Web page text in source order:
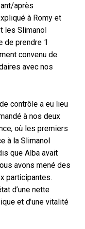
après
à Romy et
les Slimanol
de prendre 1
convenu de
avec nos
contrôle a eu lieu
à nos deux
où les premiers
à la Slimanol
que Alba avait
avons mené des
participantes.
d’une nette
et d’une vitalité